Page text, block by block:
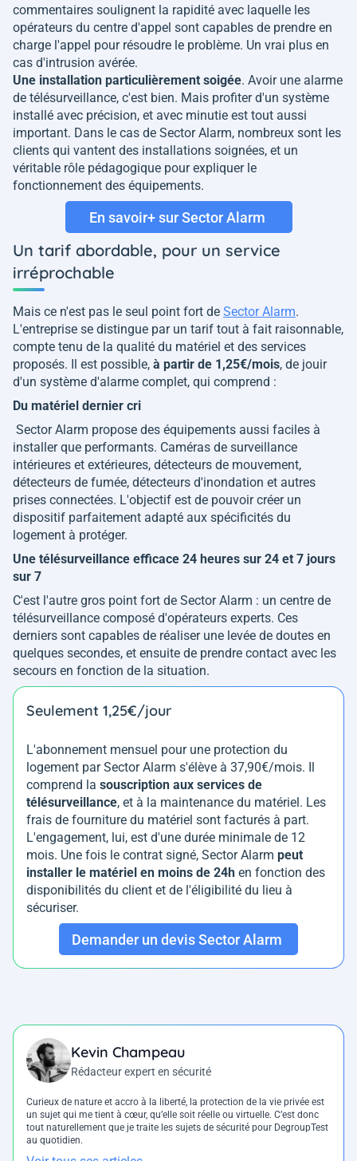
commentaires soulignent la rapidité avec laquelle les
opérateurs du centre d'appel sont capables de prendre en
charge l'appel pour résoudre le problème. Un vrai plus en
cas d'intrusion avérée.
Une installation particulièrement soigée. Avoir une alarme
de télésurveillance, c'est bien. Mais profiter d'un système
installé avec précision, et avec minutie est tout aussi
important. Dans le cas de Sector Alarm, nombreux sont les
clients qui vantent des installations soignées, et un
véritable rôle pédagogique pour expliquer le
fonctionnement des équipements.
En savoir+ sur Sector Alarm
Un tarif abordable, pour un service
irréprochable
Mais ce n'est pas le seul point fort de Sector Alarm.
L'entreprise se distingue par un tarif tout à fait raisonnable,
compte tenu de la qualité du matériel et des services
proposés. Il est possible, à partir de 1,25€/mois, de jouir
d'un système d'alarme complet, qui comprend :
Du matériel dernier cri
Sector Alarm propose des équipements aussi faciles à
installer que performants. Caméras de surveillance
intérieures et extérieures, détecteurs de mouvement,
détecteurs de fumée, détecteurs d'inondation et autres
prises connectées. L'objectif est de pouvoir créer un
dispositif parfaitement adapté aux spécificités du
logement à protéger.
Une télésurveillance efficace 24 heures sur 24 et 7 jours
sur 7
C'est l'autre gros point fort de Sector Alarm : un centre de
télésurveillance composé d'opérateurs experts. Ces
derniers sont capables de réaliser une levée de doutes en
quelques secondes, et ensuite de prendre contact avec les
secours en fonction de la situation.
Seulement 1,25€/jour
L'abonnement mensuel pour une protection du
logement par Sector Alarm s'élève à 37,90€/mois. Il
comprend la souscription aux services de
télésurveillance, et à la maintenance du matériel. Les
frais de fourniture du matériel sont facturés à part.
L'engagement, lui, est d'une durée minimale de 12
mois. Une fois le contrat signé, Sector Alarm peut
installer le matériel en moins de 24h en fonction des
disponibilités du client et de l'éligibilité du lieu à
sécuriser.
Demander un devis Sector Alarm
Kevin Champeau
Rédacteur expert en sécurité
Curieux de nature et accro à la liberté, la protection de la vie privée est
un sujet qui me tient à cœur, qu’elle soit réelle ou virtuelle. C’est donc
tout naturellement que je traite les sujets de sécurité pour DegroupTest
au quotidien.